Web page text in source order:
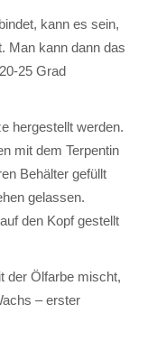
kann es sein,
Man kann dann das
25 Grad
hergestellt werden.
mit dem Terpentin
Behälter gefüllt
gelassen.
den Kopf gestellt
der Ölfarbe mischt,
– erster